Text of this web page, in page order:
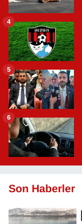
4
5
6
Son Haberler